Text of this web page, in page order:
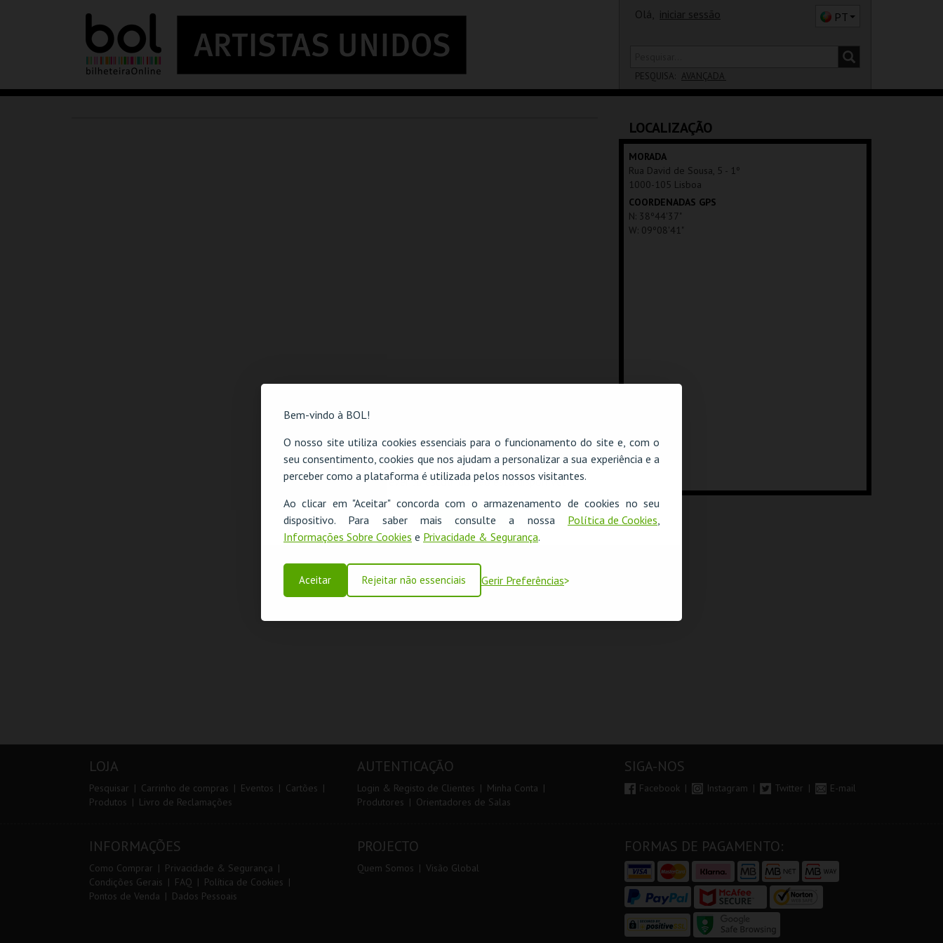
Bem-vindo à BOL!
O nosso site utiliza cookies essenciais para o funcionamento do site e, com o
seu consentimento, cookies que nos ajudam a personalizar a sua experiência e a
perceber como a plataforma é utilizada pelos nossos visitantes.
Ao clicar em "Aceitar" concorda com o armazenamento de cookies no seu
dispositivo. Para saber mais consulte a nossa Política de Cookies
Informações Sobre Cookies e Privacidade & Segurança.
Aceitar Rejeitar não essenciais Gerir Preferências
Olá, iniciar sessão PT
PESQUISA: AVANÇADA
SALA
LOCALIZAÇÃO
MORADA
Rua David de Sousa, 5 - 1º
1000-105 Lisboa
COORDENADAS GPS
N: 38º44'37"
W: 09º08'41"
LOJA
Pesquisar Carrinho de compras Eventos
Cartões
Produtos
Livro de Reclamações
AUTENTICAÇÃO
Login & Registo de Clientes
Minha Conta
Produtores
Orientadores de Salas
SIGA-NOS
Facebook Instagram Twitter E-mail
INFORMAÇÕES
Como Comprar
Privacidade & Segurança
Condições Gerais
FAQ
Política de Cookies
Pontos de Venda
Dados Pessoais
PROJECTO
Quem Somos Visão Global
FORMAS DE PAGAMENTO:
O evento escolhido não está disponível
OK